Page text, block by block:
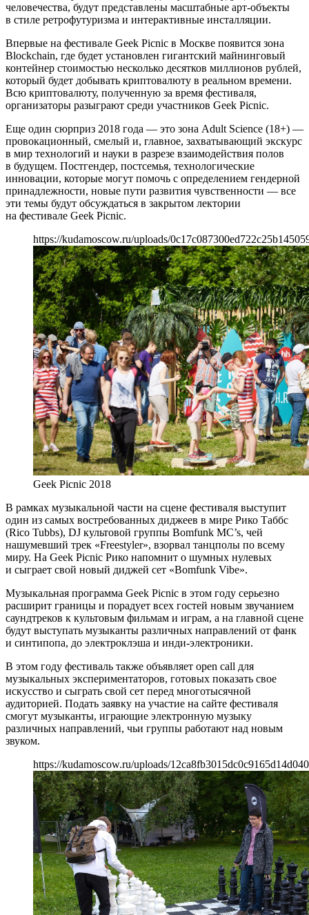
человечества, будут представлены масштабные арт-объекты
в стиле ретрофутуризма и интерактивные инсталляции.
Впервые на фестивале Geek Picnic в Москве появится зона
Blockchain, где будет установлен гигантский майнинговый
контейнер стоимостью несколько десятков миллионов рублей,
который будет добывать криптовалюту в реальном времени.
Всю криптовалюту, полученную за время фестиваля,
организаторы разыграют среди участников Geek Picnic.
Еще один сюрприз 2018 года — это зона Adult Science (18+) —
провокационный, смелый и, главное, захватывающий экскурс
в мир технологий и науки в разрезе взаимодействия полов
в будущем. Постгендер, постсемья, технологические
инновации, которые могут помочь с определением гендерной
принадлежности, новые пути развития чувственности — все
эти темы будут обсуждаться в закрытом лектории
на фестивале Geek Picnic.
https://kudamoscow.ru/uploads/
Geek Picnic 2018
В рамках музыкальной части на сцене фестиваля выступит
один из самых востребованных диджеев в мире Рико Таббс
(Rico Tubbs), DJ культовой группы Bomfunk MC’s, чей
нашумевший трек «Freestyler», взорвал танцполы по всему
миру. На Geek Picnic Рико напомнит о шумных нулевых
и сыграет свой новый диджей сет «Bomfunk Vibe».
Музыкальная программа Geek Picnic в этом году серьезно
расширит границы и порадует всех гостей новым звучанием
саундтреков к культовым фильмам и играм, а на главной сцене
будут выступать музыканты различных направлений от фанк
и синтипопа, до электроклэша и инди-электроники.
В этом году фестиваль также объявляет open call для
музыкальных экспериментаторов, готовых показать свое
искусство и сыграть свой сет перед многотысячной
аудиторией. Подать заявку на участие на сайте фестиваля
смогут музыканты, играющие электронную музыку
различных направлений, чьи группы работают над новым
звуком.
https://kudamoscow.ru/uploads/